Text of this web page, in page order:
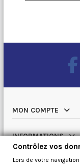
MON COMPTE
INFORMATIONS
NOTRE CATALOGUE
Contrôlez vos
Lors de votre